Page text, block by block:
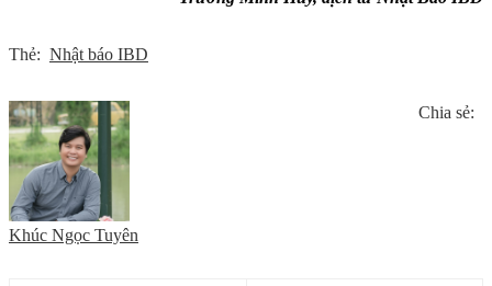
Thẻ: Nhật báo IBD
Chia sẻ:
Khúc Ngọc Tuyên